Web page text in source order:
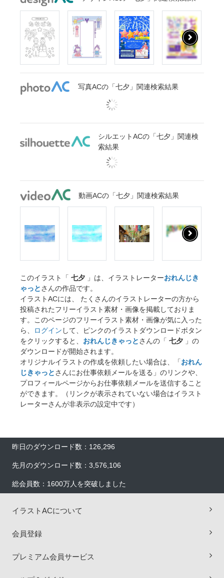
写真ACの「七夕」関連検索結果
シルエットACの「七夕」関連検
索結果
動画ACの「七夕」関連検索結果
このイラスト「 七夕 」は、イラストレーターおれんじき
ゃっとさんの作品です。
イラストACには、 たくさんのイラストレーターの方から
投稿されたフリーイラスト素材・画像を掲載しておりま
す。このページのフリーイラスト素材・画像が気に入った
ら、
ログイン して、ピンクのイラストダウンロードボタン
をクリックすると、 おれんじきゃっとさんの「 七夕 」の
ダウンロードが開始されます。
オリジナルイラストの作成を依頼したい場合は、「おれん
じきゃっとさんにお仕事依頼メールを送る」のリンクや、
プロフィールページからお仕事依頼メールを送信すること
ができます。（リンクが表示されていない場合はイラスト
レーターさんが非表示の設定中です）
昨日のダウンロード数：126,296
先月のダウンロード数：3,576,106
総会員数：1600万人を突破しました
イラストACについて
会員登録
プレミアム会員サービス